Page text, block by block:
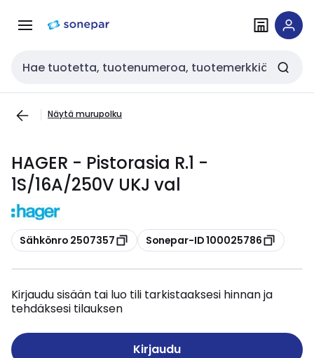
navigointiinsisältöön
Haku
Näytä murupolku
HAGER - Pistorasia R.1 -
1S/16A/250V UKJ val
Kopioi
Sähkönro 2507357 Kopioi
Sonepar-ID 100025786
Kirjaudu sisään tai luo tili tarkistaaksesi hinnan ja
tehdäksesi tilauksen
Kirjaudu